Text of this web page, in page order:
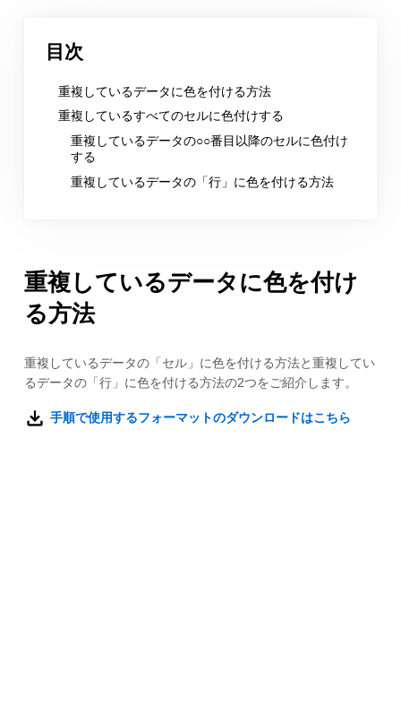
目次
重複しているデータに色を付ける方法
重複しているすべてのセルに色付けする
重複しているデータの○○番目以降のセルに色付け
する
重複しているデータの「行」に色を付ける方法
重複しているデータに色を付け
る方法
重複しているデータの「セル」に色を付ける方法と重複してい
るデータの「行」に色を付ける方法の2つをご紹介します。
手順で使用するフォーマットのダウンロードはこちら